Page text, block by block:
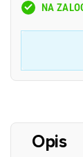
NA
Opis